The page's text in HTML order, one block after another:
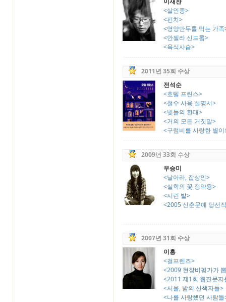
<살인종>
<펀치>
<영양만두를 먹는 가족
<안젤라 신드롬>
<육식사슴>
2011년 35회 수상
전석순
<호텔 프린스>
<철수 사용 설명서>
<빛들의 환대>
<거의 모든 거짓말>
<구럼비를 사랑한 별
2009년 33회 수상
우승미
<날아라, 잡상인>
<실학의 꽃 정약용>
<시린 발>
<2005 신춘문예 당선
2007년 31회 수상
이홍
<걸프렌즈>
<2009 현장비평가가
<2011 제1회 웹진문
<서울, 밤의 산책자들>
<나를 사랑했던 사람들